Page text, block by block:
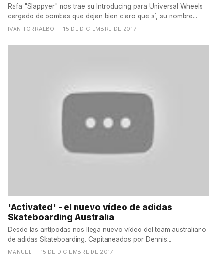
Rafa "Slappyer" nos trae su Introducing para Universal Wheels
cargado de bombas que dejan bien claro que sí, su nombre...
IVÁN TORRALBO — 15 DE DICIEMBRE DE 2017
'Activated' - el nuevo vídeo de adidas
Skateboarding Australia
Desde las antípodas nos llega nuevo vídeo del team australiano
de adidas Skateboarding. Capitaneados por Dennis...
MANUEL — 15 DE DICIEMBRE DE 2017